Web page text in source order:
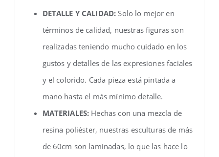
DETALLE Y CALIDAD:Solo lo mejor en
términos de calidad, nuestras figuras son
realizadas teniendo mucho cuidado en los
gustos y detalles de las expresiones faciales
y el colorido. Cada pieza está pintada a
mano hasta el más mínimo detalle.
MATERIALES: Hechas con una mezcla de
resina poliéster, nuestras esculturas de más
de 60cm son laminadas, lo que las hace lo